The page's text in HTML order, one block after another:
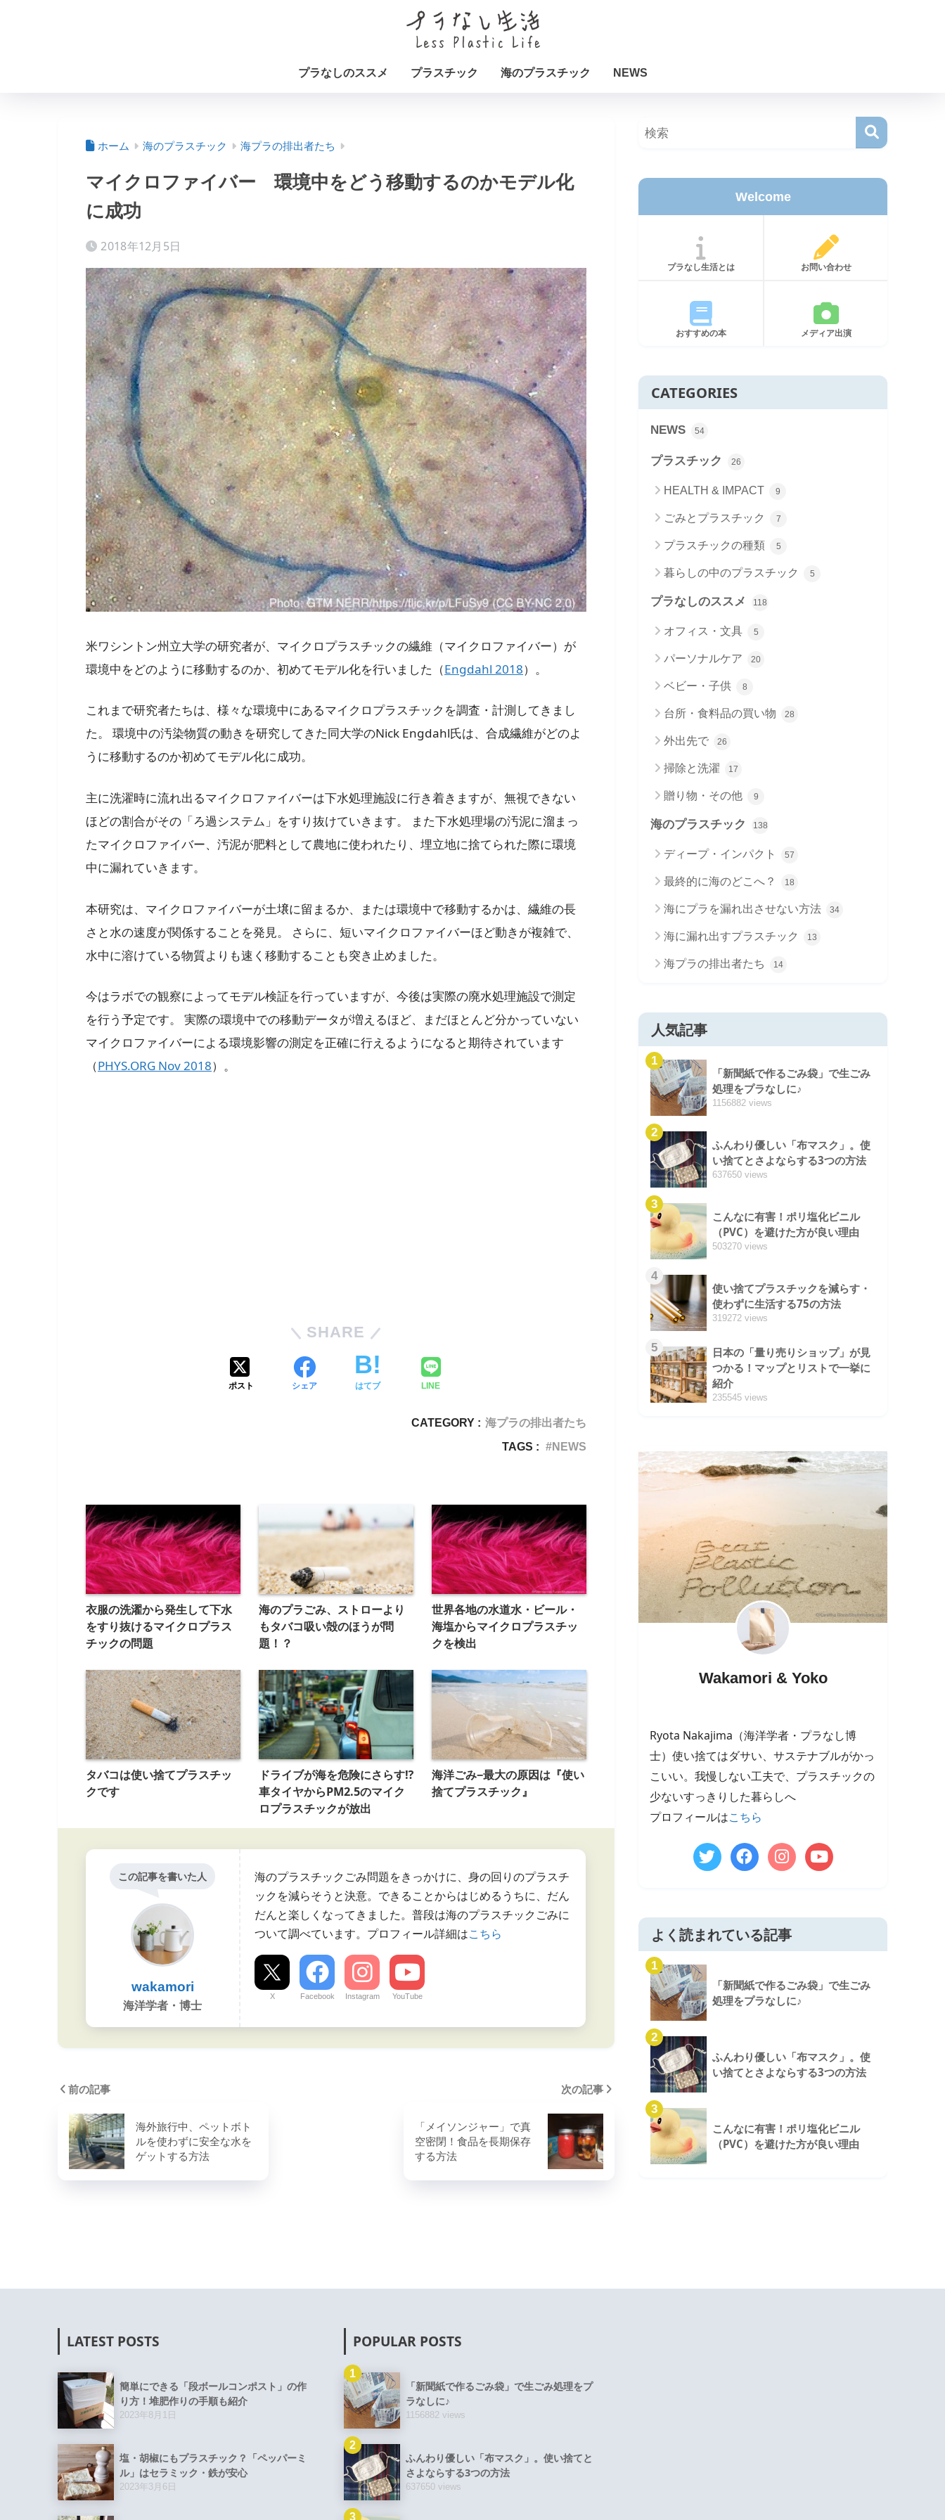
プラなしのススメ プラスチック 海のプラスチック NEWS
ホーム 海のプラスチック 海プラの排出者たち
マイクロファイバー 環境中をどう移動するのかモデル化
に成功
2018年12月5日
米ワシントン州立大学の研究者が、マイクロプラスチックの繊維（マイクロファイバー）が
環境中をどのように移動するのか、初めてモデル化を行いました（Engdahl 2018）。
これまで研究者たちは、様々な環境中にあるマイクロプラスチックを調査・計測してきまし
た。 環境中の汚染物質の動きを研究してきた同大学のNick Engdahl氏は、合成繊維がどのよ
うに移動するのか初めてモデル化に成功。
主に洗濯時に流れ出るマイクロファイバーは下水処理施設に行き着きますが、無視できない
ほどの割合がその「ろ過システム」をすり抜けていきます。 また下水処理場の汚泥に溜まっ
たマイクロファイバー、汚泥が肥料として農地に使われたり、埋立地に捨てられた際に環境
中に漏れていきます。
本研究は、マイクロファイバーが土壌に留まるか、または環境中で移動するかは、繊維の長
さと水の速度が関係することを発見。 さらに、短いマイクロファイバーほど動きが複雑で、
水中に溶けている物質よりも速く移動することも突き止めました。
今はラボでの観察によってモデル検証を行っていますが、今後は実際の廃水処理施設で測定
を行う予定です。 実際の環境中での移動データが増えるほど、まだほとんど分かっていない
マイクロファイバーによる環境影響の測定を正確に行えるようになると期待されています
（PHYS.ORG Nov 2018）。
SHARE
ポスト シェア はてブ LINE
CATEGORY : 海プラの排出者たち
TAGS :
NEWS
衣服の洗濯から発生して下水
をすり抜けるマイクロプラス
チックの問題
海のプラごみ、ストローより
もタバコ吸い殻のほうが問
題！？
世界各地の水道水・ビール・
海塩からマイクロプラスチッ
クを検出
タバコは使い捨てプラスチッ
クです
ドライブが海を危険にさらす⁉️
車タイヤからPM2.5のマイク
ロプラスチックが放出
海洋ごみ−最大の原因は『使い
捨てプラスチック』
この記事を書いた人
wakamori
海洋学者・博士
海のプラスチックごみ問題をきっかけに、身の回りのプラスチ
ックを減らそうと決意。できることからはじめるうちに、だん
だんと楽しくなってきました。普段は海のプラスチックごみに
ついて調べています。プロフィール詳細はこちら
X Facebook Instagram YouTube
前の記事
海外旅行中、ペットボト
ルを使わずに安全な水を
ゲットする方法
次の記事
「メイソンジャー」で真
空密閉！食品を長期保存
する方法
Welcome
プラなし生活とは お問い合わせ
おすすめの本 メディア出演
CATEGORIES
NEWS 54
プラスチック 26
HEALTH & IMPACT 9
ごみとプラスチック 7
プラスチックの種類 5
暮らしの中のプラスチック 5
プラなしのススメ 118
オフィス・文具 5
パーソナルケア 20
ベビー・子供 8
台所・食料品の買い物 28
外出先で 26
掃除と洗濯 17
贈り物・その他 9
海のプラスチック 138
ディープ・インパクト 57
最終的に海のどこへ？ 18
海にプラを漏れ出させない方法 34
海に漏れ出すプラスチック 13
海プラの排出者たち 14
人気記事
1
「新聞紙で作るごみ袋」で生ごみ
処理をプラなしに♪
1156882 views
2
ふんわり優しい「布マスク」。使
い捨てとさよならする3つの方法
637650 views
3
こんなに有害！ポリ塩化ビニル
（PVC）を避けた方が良い理由
503270 views
4
使い捨てプラスチックを減らす・
使わずに生活する75の方法
319272 views
5
日本の「量り売りショップ」が見
つかる！マップとリストで一挙に
紹介
235545 views
Wakamori & Yoko
Ryota Nakajima（海洋学者・プラなし博
士）使い捨てはダサい、サステナブルがかっ
こいい。我慢しない工夫で、プラスチックの
少ないすっきりした暮らしへ
プロフィールはこちら
よく読まれている記事
1
「新聞紙で作るごみ袋」で生ごみ
処理をプラなしに♪
2
ふんわり優しい「布マスク」。使
い捨てとさよならする3つの方法
3
こんなに有害！ポリ塩化ビニル
（PVC）を避けた方が良い理由
LATEST POSTS
簡単にできる「段ボールコンポスト」の作
り方！堆肥作りの手順も紹介
2023年8月1日
塩・胡椒にもプラスチック？「ペッパーミ
ル」はセラミック・鉄が安心
2023年3月6日
POPULAR POSTS
1
「新聞紙で作るごみ袋」で生ごみ処理をプ
ラなしに♪
1156882 views
2
ふんわり優しい「布マスク」。使い捨てと
さよならする3つの方法
637650 views
3